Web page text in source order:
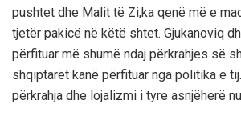
pushtet dhe Malit të Zi,ka qenë më e
tjetër pakicë në këtë shtet. Gjukanoviq
përfituar më shumë ndaj përkrahjes së
shqiptarët kanë përfituar nga politika e
përkrahja dhe lojalizmi i tyre asnjëherë